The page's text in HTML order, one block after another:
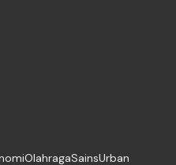
OlahragaSainsUrban